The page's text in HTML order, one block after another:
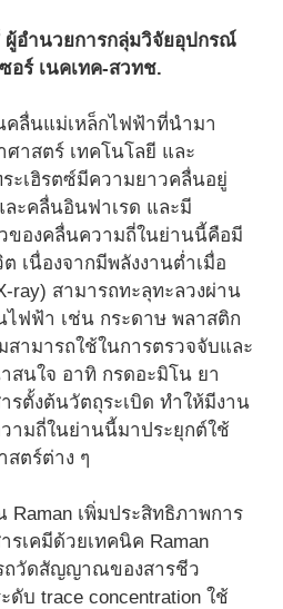
อำนวยการกลุ่มวิจัยอุปกรณ์
อร์ เนคเทค-สวทช.
คลื่นแม่เหล็กไฟฟ้าที่นำมา
าสตร์ เทคโนโลยี และ
ะเฮิรตซ์มีความยาวคลื่นอยู่
ละคลื่นอินฟาเรด และมี
องคลื่นความถี่ในย่านนี้คือมี
เนื่องจากมีพลังงานต่ำเมื่อ
ray) สามารถทะลุทะลวงผ่าน
ฟฟ้า เช่น กระดาษ พลาสติก
สามารถใช้ในการตรวจจับและ
สนใจ อาทิ กรดอะมิโน ยา
รตั้งต้นวัตถุระเบิด ทำให้มีงาน
มถี่ในย่านนี้มาประยุกต์ใช้
สตร์ต่าง ๆ
เพิ่มประสิทธิภาพการ
เคมีด้วยเทคนิค Raman
ถวัดสัญญาณของสารชีว
บ trace concentration ใช้